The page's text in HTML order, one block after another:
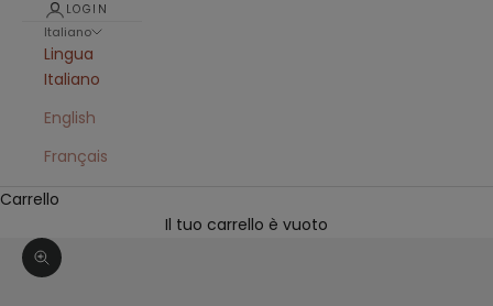
LOGIN
Italiano
Lingua
Italiano
English
Français
Carrello
Il tuo carrello è vuoto
Ingrandisci immagine